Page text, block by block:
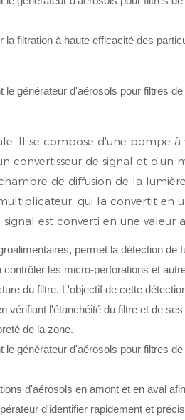
filtration à haute efficacité des
Il se compose d'une pompe à
de signal et d'un
de diffusion de la
qui la convertit en
est converti en une valeur
permet la détection de
les micro-perforations et
du filtre. L'objectif de cette
vérifiant l'étanchéité du filtre et de
de la zone.
d'aérosols en amont et en aval
d'identifier rapidement et